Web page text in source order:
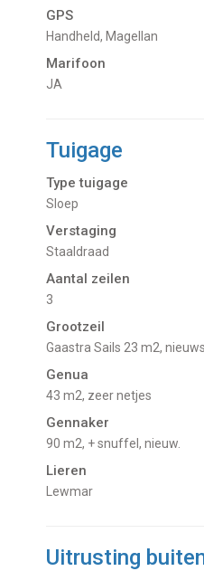
GPS
Handheld, Magellan
Marifoon
JA
Tuigage
Type tuigage
Sloep
Verstaging
Staaldraad
Aantal zeilen
3
Grootzeil
Gaastra Sails 23 m2,
Genua
43 m2, zeer netjes
Gennaker
90 m2, + snuffel, nieuw.
Lieren
Lewmar
Uitrusting